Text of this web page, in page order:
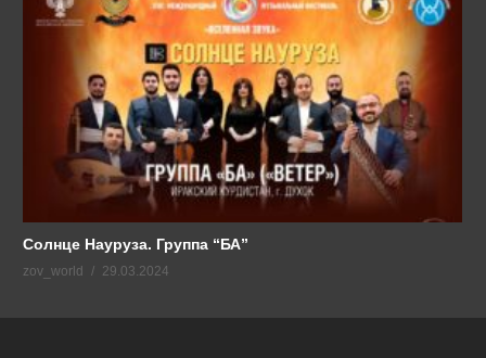
Солнце Науруза. Группа “БА”
zov_world 29.03.2024